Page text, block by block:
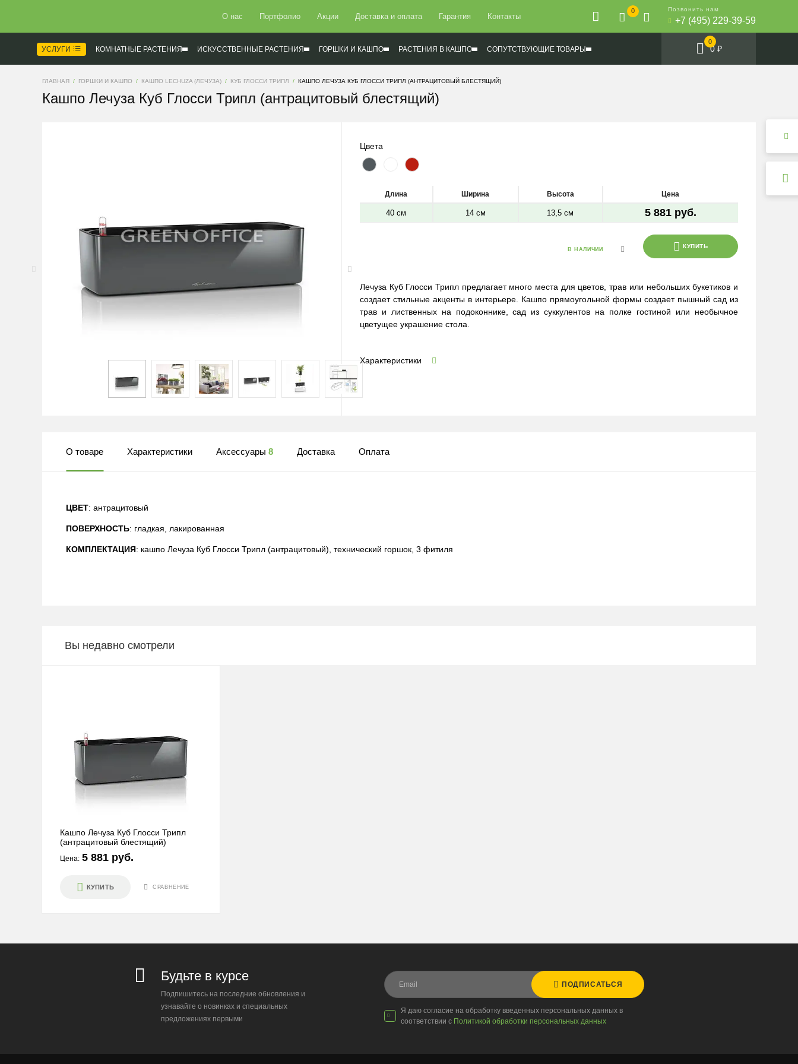
О нас Портфолио Акции Доставка и оплата Гарантия Контакты
0 Позвонить нам
+7 (495) 229-39-59
УСЛУГИ КОМНАТНЫЕ РАСТЕНИЯ ИСКУССТВЕННЫЕ РАСТЕНИЯ ГОРШКИ И КАШПО РАСТЕНИЯ В КАШПО СОПУТСТВУЮЩИЕ ТОВАРЫ
0
0 ₽
ГЛАВНАЯ ГОРШКИ И КАШПО КАШПО LECHUZA (ЛЕЧУЗА) КУБ ГЛОССИ ТРИПЛ КАШПО ЛЕЧУЗА КУБ ГЛОССИ ТРИПЛ (АНТРАЦИТОВЫЙ БЛЕСТЯЩИЙ)
Кашпо Лечуза Куб Глосси Трипл (антрацитовый блестящий)
Цвета
Длина Ширина Высота Цена
40 см 14 см 13,5 см 5 881 руб.
В НАЛИЧИИ КУПИТЬ
Лечуза Куб Глосси Трипл предлагает много места для цветов, трав или небольших букетиков и
создает стильные акценты в интерьере. Кашпо прямоугольной формы создает пышный сад из
трав и лиственных на подоконнике, сад из суккулентов на полке гостиной или необычное
цветущее украшение стола.
Характеристики
О товаре Характеристики Аксессуары 8 Доставка Оплата
ЦВЕТ: антрацитовый
ПОВЕРХНОСТЬ: гладкая, лакированная
КОМПЛЕКТАЦИЯ: кашпо Лечуза Куб Глосси Трипл (антрацитовый), технический горшок, 3 фитиля
Вы недавно смотрели
Кашпо Лечуза Куб Глосси Трипл
(антрацитовый блестящий)
Цена: 5 881 руб.
КУПИТЬ СРАВНЕНИЕ
Будьте в курсе
Подпишитесь на последние обновления и
узнавайте о новинках и специальных
предложениях первыми
ПОДПИСАТЬСЯ
Я даю согласие на обработку введенных персональных данных в
соответствии с Политикой обработки персональных данных